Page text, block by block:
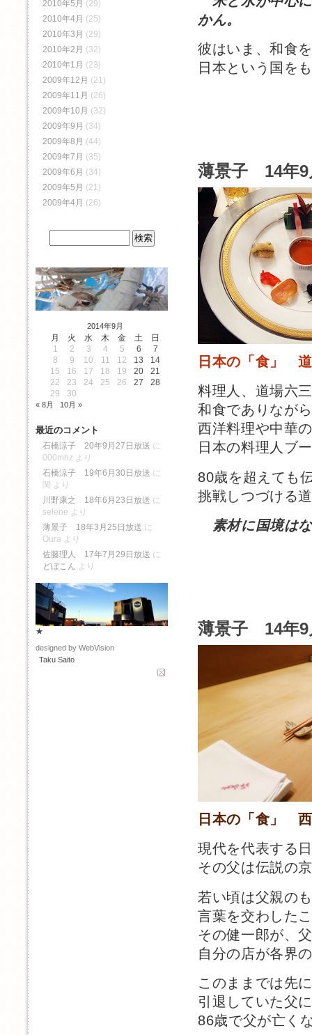
かん。
彼はいま、和食
日本という国を
薄景子 14年9
日本の「食」
料理人、道場六
和食でありなが
西洋料理や中華
日本の料理人ブ
80歳を超えても
挑戦しつづける
素材に国境は
薄景子 14年9
日本の「食」
現代を代表する
その父は伝説の
若い頃は父親の
言葉を交わした
その健一郎が、
自分の店が各界
このままでは先
引退していた父
86歳で父が亡く
2010年5月 (29)
2010年4月 (25)
2010年3月 (29)
2010年2月 (32)
2010年1月 (23)
2009年12月 (21)
2009年11月 (26)
2009年10月 (32)
2009年9月 (34)
2009年8月 (44)
2009年7月 (35)
2009年6月 (34)
2009年5月 (21)
2009年4月 (26)
2014年9月
月 火 水 木 金 土
日
1
2 3 4 5 6
7
8
9 10 11 12 13
14
15
16 17 18 19 20
21
22
23 24 25 26 27
28
29
30
« 8月 10月 »
最近のコメント
石橋涼子 20年9月27日放送 に
000mhz より
石橋涼子 19年6月30日放送 に
関 より
川野康之 18年6月23日放送 に
selene より
薄景子 18年3月25日放送 に
Oura より
佐藤理人 17年7月29日放送 に
どぼこん より
★
designed by WebVision
Taku Saito